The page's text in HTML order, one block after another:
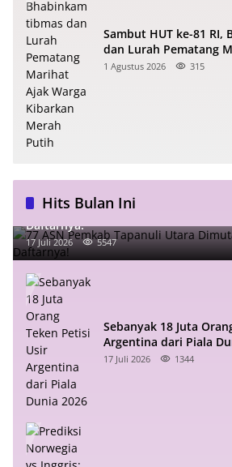
Sambut HUT ke-81 RI,
dan Lurah Pematang
Kibarkan Merah Putih
1 Agustus 2026 315
Hits Bulan Ini
77 ASN Pemkab Tapanuli Utara
Daftarnya!
17 Juli 2026 5547
Sebanyak 18 Juta
Argentina dari Piala
17 Juli 2026 1344